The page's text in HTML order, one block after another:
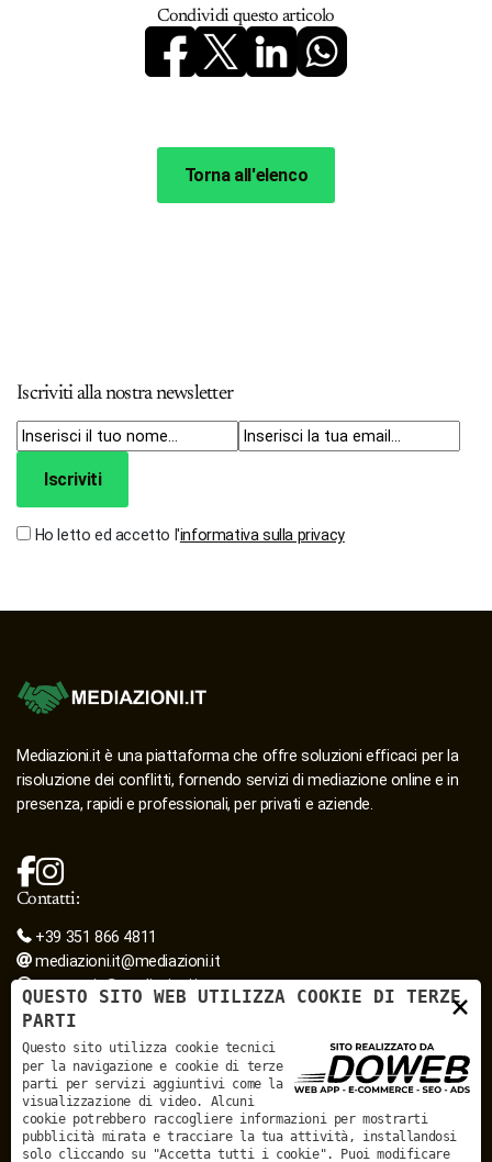
Condividi questo articolo
Torna all'elenco
Iscriviti alla nostra newsletter
Iscriviti
Ho letto ed accetto l'informativa sulla privacy
Mediazioni.it è una piattaforma che offre soluzioni efficaci per la
risoluzione dei conflitti, fornendo servizi di mediazione online e in
presenza, rapidi e professionali, per privati e aziende.
Contatti:
+39 351 866 4811
mediazioni.it@mediazioni.it
segreteria@mediazioni.it
mediazioni.it@pec.it
Sede legale:
Piazza Pradaval, 12/B - 37122 - Verona
Sede secondaria:
Via Giovanni Acerbi, 28 - 46100 - Mantova
Mediazioni.it - sedi in convenzione :
MEDIAZIONI.IT - SEDI IN CONVENZIONE
×
QUESTO SITO WEB UTILIZZA COOKIE DI TERZE
PARTI
Questo sito utilizza cookie tecnici
per la navigazione e cookie di terze
parti per servizi aggiuntivi come la
visualizzazione di video. Alcuni
cookie potrebbero raccogliere informazioni per mostrarti
pubblicità mirata e tracciare la tua attività, installandosi
solo cliccando su "Accetta tutti i cookie". Puoi modificare